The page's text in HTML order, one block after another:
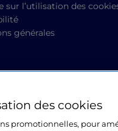
sur l’utilisation des
générales
des cookies
promotionnelles, pour